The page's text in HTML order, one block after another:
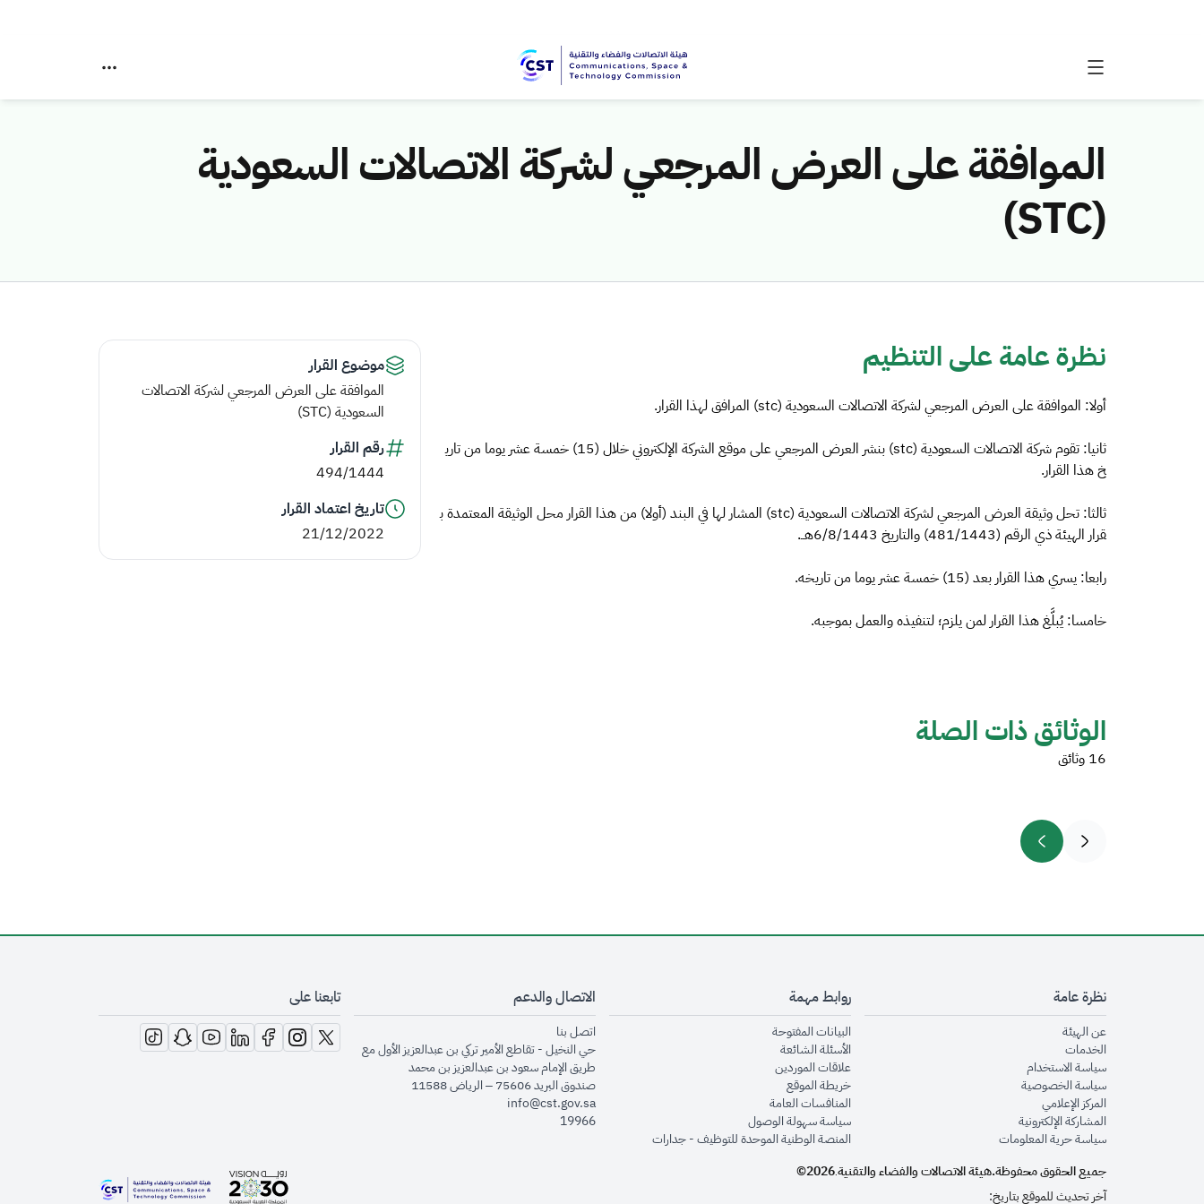
الموافقة على العرض المرجعي لشركة الاتصالات السعودية
(STC)
نظرة عامة على التنظيم
أولا: الموافقة على العرض المرجعي لشركة الاتصالات السعودية (stc) المرافق لهذا القرار.
ثانيا: تقوم شركة الاتصالات السعودية (stc) بنشر العرض المرجعي على موقع الشركة الإلكتروني خلال (15) خمسة عشر يوما من تاري
خ هذا القرار.
ثالثا: تحل وثيقة العرض المرجعي لشركة الاتصالات السعودية (stc) المشار لها في البند (أولا) من هذا القرار محل الوثيقة المعتمدة ب
قرار الهيئة ذي الرقم (481/1443) والتاريخ 6/8/1443هــ.
رابعا: يسري هذا القرار بعد (15) خمسة عشر يوما من تاريخه.
خامسا: يُبلَّغ هذا القرار لمن يلزم؛ لتنفيذه والعمل بموجبه.
موضوع القرار
الموافقة على العرض المرجعي لشركة الاتصالات
السعودية (STC)
رقم القرار
494/1444
تاريخ اعتماد القرار
21/12/2022
الوثائق ذات الصلة
16 وثائق
نظرة عامة
عن الهيئةopens in new window
الخدماتopens in new window
سياسة الاستخدام
سياسة الخصوصيةopens in new window
المركز الإعلاميopens in new window
المشاركة الإلكترونيةopens in new window
سياسة حرية المعلوماتopens in new window
روابط مهمة
البيانات المفتوحةopens in new window
الأسئلة الشائعةopens in new window
علاقات الموردينopens in new window
خريطة الموقعopens in new window
المنافسات العامةopens in new window
سياسة سهولة الوصولopens in new window
المنصة الوطنية الموحدة للتوظيف - جداراتopens in new window
الاتصال والدعم
اتصل بنا
حي النخيل - تقاطع الأمير تركي بن عبدالعزيز الأول مع
طريق الإمام سعود بن عبدالعزيز بن محمد
صندوق البريد 75606 – الرياض 11588
info@cst.gov.sa
19966
تابعنا على
opens in new window
opens in new window
opens in new window
opens in new window
opens in new window
opens in new window
opens in new window
جميع الحقوق محفوظة.هيئة الاتصالات والفضاء والتقنية.
2026©
آخر تحديث للموقع بتاريخ: